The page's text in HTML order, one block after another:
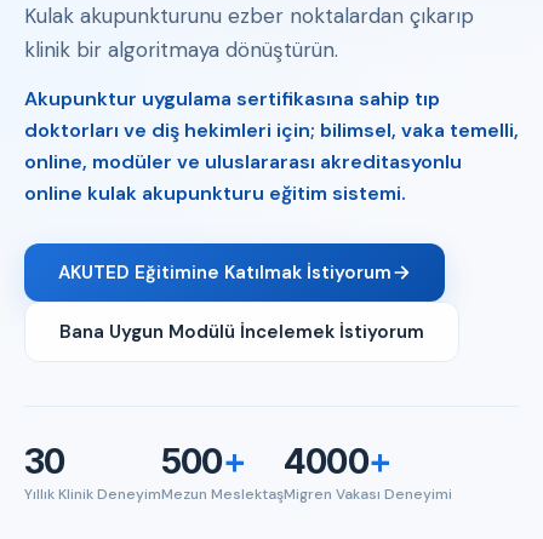
Kulak akupunkturunu ezber noktalardan çıkarıp
klinik bir algoritmaya dönüştürün.
Akupunktur uygulama sertifikasına sahip tıp
doktorları ve diş hekimleri için; bilimsel, vaka temelli,
online, modüler ve uluslararası akreditasyonlu
online kulak akupunkturu eğitim sistemi.
AKUTED Eğitimine Katılmak İstiyorum
Bana Uygun Modülü İncelemek İstiyorum
30
Yıllık Klinik Deneyim
500+
Mezun Meslektaş
4000+
Migren Vakası Deneyimi